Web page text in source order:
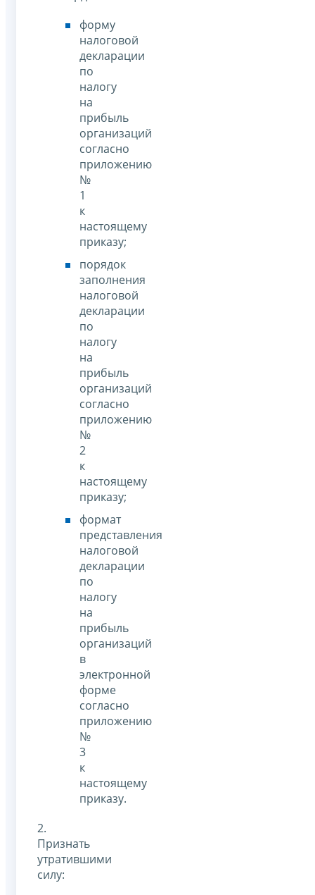
форму
налоговой
декларации
по
налогу
на
прибыль
организаций
согласно
приложению
№
1
к
настоящему
приказу;
порядок
заполнения
налоговой
декларации
по
налогу
на
прибыль
организаций
согласно
приложению
№
2
к
настоящему
приказу;
формат
представления
налоговой
декларации
по
налогу
на
прибыль
организаций
в
электронной
форме
согласно
приложению
№
3
к
настоящему
приказу.
2.
Признать
утратившими
силу: